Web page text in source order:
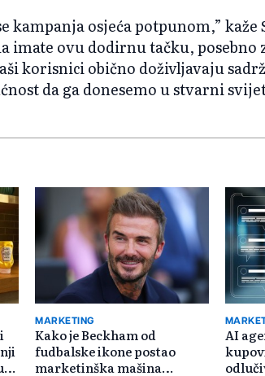
kampanja osjeća potpunom,” kaže
imate ovu dodirnu tačku,
korisnici obično doživljavaju
da ga donesemo u stvarni
MARKETING
Kako je Beckham od
fudbalske ikone postao
marketinška mašina
AI